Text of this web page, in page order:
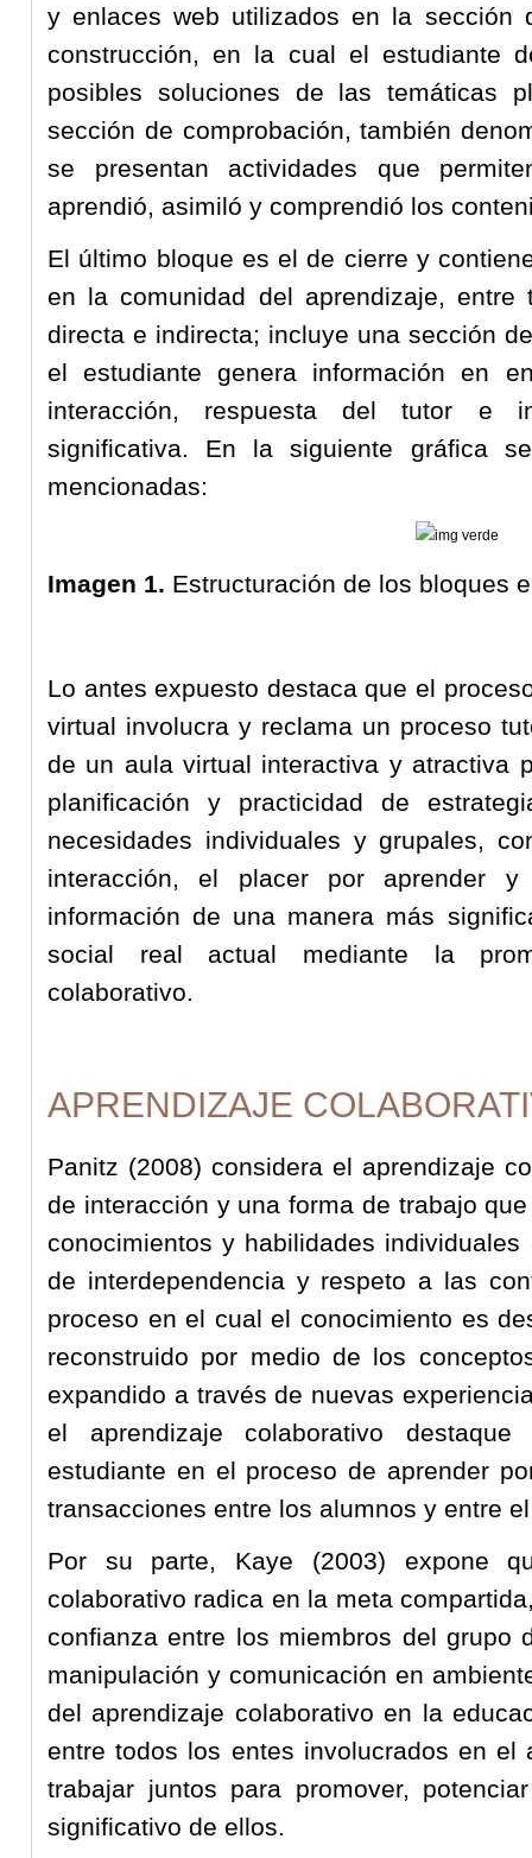
y enlaces web utilizados en la sección
construcción, en la cual el estudiante
posibles soluciones de las temáticas
sección de comprobación, también
se presentan actividades que
aprendió, asimiló y comprendió los
El último bloque es el de cierre y
en la comunidad del aprendizaje, entre
directa e indirecta; incluye una sección
el estudiante genera información en
interacción, respuesta del tutor e
significativa. En la siguiente gráfica
mencionadas:
Imagen 1. Estructuración de los bloques
Lo antes expuesto destaca que el
virtual involucra y reclama un proceso
de un aula virtual interactiva y atractiva
planificación y practicidad de
necesidades individuales y grupales,
interacción, el placer por aprender
información de una manera más
social real actual mediante la
colaborativo.
APRENDIZAJE
Panitz (2008) considera el aprendizaje
de interacción y una forma de trabajo
conocimientos y habilidades
de interdependencia y respeto a las
proceso en el cual el conocimiento es
reconstruido por medio de los
expandido a través de nuevas
el aprendizaje colaborativo
estudiante en el proceso de aprender
transacciones entre los alumnos y entre
Por su parte, Kaye (2003) expone
colaborativo radica en la meta
confianza entre los miembros del grupo
manipulación y comunicación en
del aprendizaje colaborativo en la
entre todos los entes involucrados en el
trabajar juntos para promover,
significativo de ellos.